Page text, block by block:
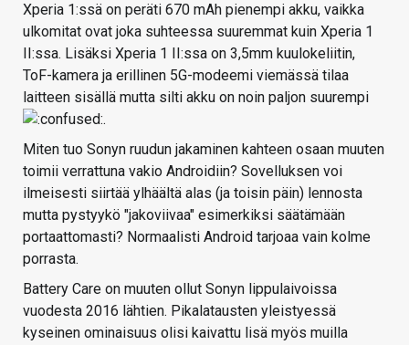
Xperia 1:ssä on peräti 670 mAh pienempi akku, vaikka
ulkomitat ovat joka suhteessa suuremmat kuin Xperia 1
II:ssa. Lisäksi Xperia 1 II:ssa on 3,5mm kuulokeliitin,
ToF-kamera ja erillinen 5G-modeemi viemässä tilaa
laitteen sisällä mutta silti akku on noin paljon suurempi
.
Miten tuo Sonyn ruudun jakaminen kahteen osaan muuten
toimii verrattuna vakio Androidiin? Sovelluksen voi
ilmeisesti siirtää ylhäältä alas (ja toisin päin) lennosta
mutta pystyykö "jakoviivaa" esimerkiksi säätämään
portaattomasti? Normaalisti Android tarjoaa vain kolme
porrasta.
Battery Care on muuten ollut Sonyn lippulaivoissa
vuodesta 2016 lähtien. Pikalatausten yleistyessä
kyseinen ominaisuus olisi kaivattu lisä myös muilla